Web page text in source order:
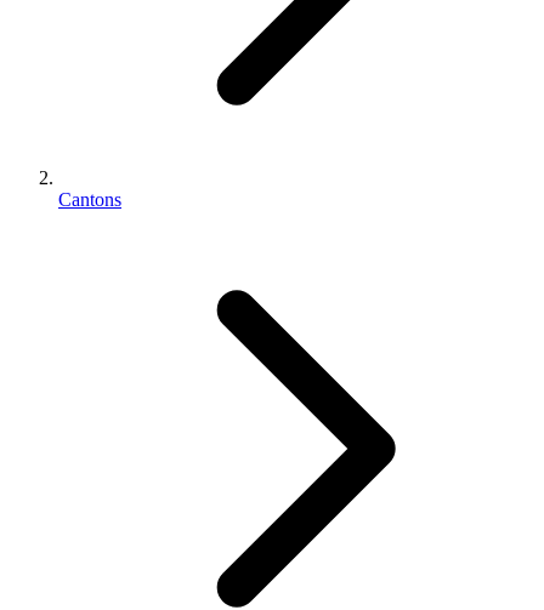
Cantons